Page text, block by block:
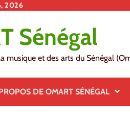
2026
Sénégal
musique et des arts du Sénégal
DE OMART SÉNÉGAL